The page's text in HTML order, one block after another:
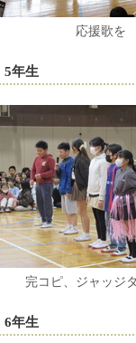
応援歌を
5年生
完コピ、ジャッジ
6年生